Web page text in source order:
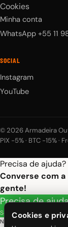
Cookies
Minha conta
WhatsApp +55 11
SOCIAL
Instagram
YouTube
© 2026 Armadeira
PIX −5% · BTC −15%
Cookies e
Precisa de ajuda?
Converse com a
gente!
Precisa de
Selecione um serviço
Nosso atendimento